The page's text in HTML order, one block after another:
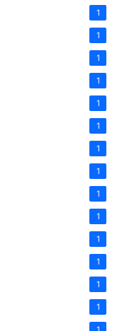
1
1
1
1
1
1
1
1
1
1
1
1
1
1